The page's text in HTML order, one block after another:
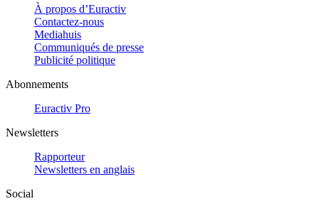
À propos d’Euractiv
Contactez-nous
Mediahuis
Communiqués de presse
Publicité politique
Abonnements
Euractiv Pro
Newsletters
Rapporteur
Newsletters en anglais
Social